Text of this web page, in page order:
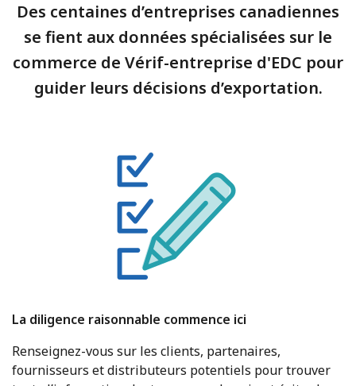
Des centaines d’entreprises canadiennes
se fient aux données spécialisées sur le
commerce de Vérif-entreprise d'EDC pour
guider leurs décisions d’exportation.
La diligence raisonnable commence ici
Renseignez-vous sur les clients, partenaires,
fournisseurs et distributeurs potentiels pour trouver